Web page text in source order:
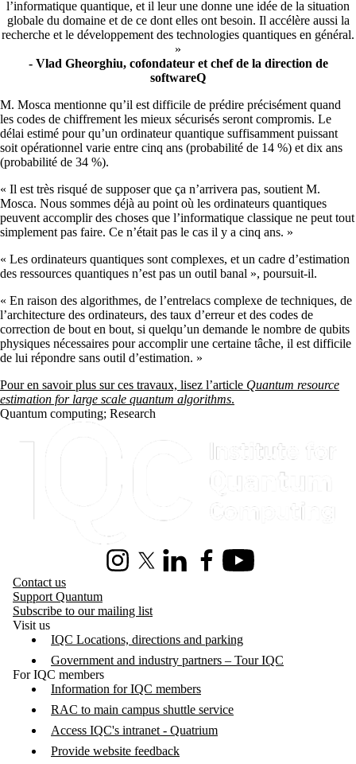
l’informatique quantique, et il leur une donne une idée de la situation
globale du domaine et de ce dont elles ont besoin. Il accélère aussi la
recherche et le développement des technologies quantiques en général.
»
- Vlad Gheorghiu, cofondateur et chef de la direction de
softwareQ
M. Mosca mentionne qu’il est difficile de prédire précisément quand
les codes de chiffrement les mieux sécurisés seront compromis. Le
délai estimé pour qu’un ordinateur quantique suffisamment puissant
soit opérationnel varie entre cinq ans (probabilité de 14 %) et dix ans
(probabilité de 34 %).
« Il est très risqué de supposer que ça n’arrivera pas, soutient M.
Mosca. Nous sommes déjà au point où les ordinateurs quantiques
peuvent accomplir des choses que l’informatique classique ne peut tout
simplement pas faire. Ce n’était pas le cas il y a cinq ans. »
« Les ordinateurs quantiques sont complexes, et un cadre d’estimation
des ressources quantiques n’est pas un outil banal », poursuit-il.
« En raison des algorithmes, de l’entrelacs complexe de techniques, de
l’architecture des ordinateurs, des taux d’erreur et des codes de
correction de bout en bout, si quelqu’un demande le nombre de qubits
physiques nécessaires pour accomplir une certaine tâche, il est difficile
de lui répondre sans outil d’estimation. »
Pour en savoir plus sur ces travaux, lisez l’article Quantum resource
estimation for large scale quantum algorithms.
Quantum computing; Research
InstagramX (formerly Twitter)
LinkedInFacebookYoutube
Contact us
Support Quantum
Subscribe to our mailing list
Visit us
IQC Locations, directions and parking
Government and industry partners – Tour IQC
For IQC members
Information for IQC members
RAC to main campus shuttle service
Access IQC's intranet - Quatrium
Provide website feedback